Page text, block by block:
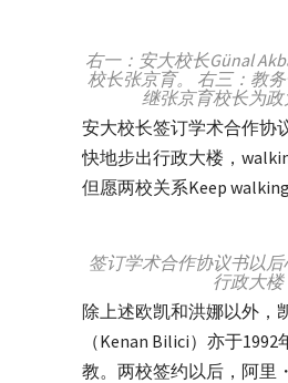
右一：安大校长Günal
校长张京育。 右三：教
继张京育校长为政
安大校长签订学术合作协
快地步出行政大楼，
但愿两校关系Keep walking
签订学术合作协议书以
行政大楼
除上述欧凯和洪娜以外，
（Kenan Bilici）亦于
教。 两校签约以后，阿里